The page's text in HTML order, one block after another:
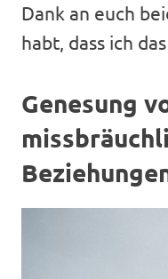
Dank an euch
habt, dass ich
Genesung